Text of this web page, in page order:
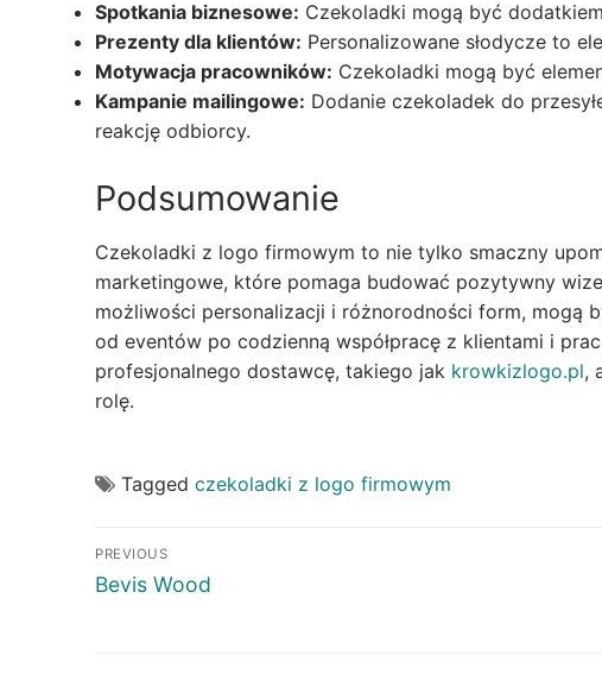
Spotkania biznesowe: Czekoladki mogą być
Prezenty dla klientów: Personalizowane słodycze to
Motywacja pracowników: Czekoladki mogą być
Kampanie mailingowe: Dodanie czekoladek do
reakcję odbiorcy.
Podsumowanie
Czekoladki z logo firmowym to nie tylko smaczny
marketingowe, które pomaga budować pozytywny
możliwości personalizacji i różnorodności form, mogą
od eventów po codzienną współpracę z klientami i
profesjonalnego dostawcę, takiego jak krowkizlogo.pl,
rolę.
Tagged czekoladki z logo firmowym
Post
navigation
PREVIOUS
Previous
Bevis Wood